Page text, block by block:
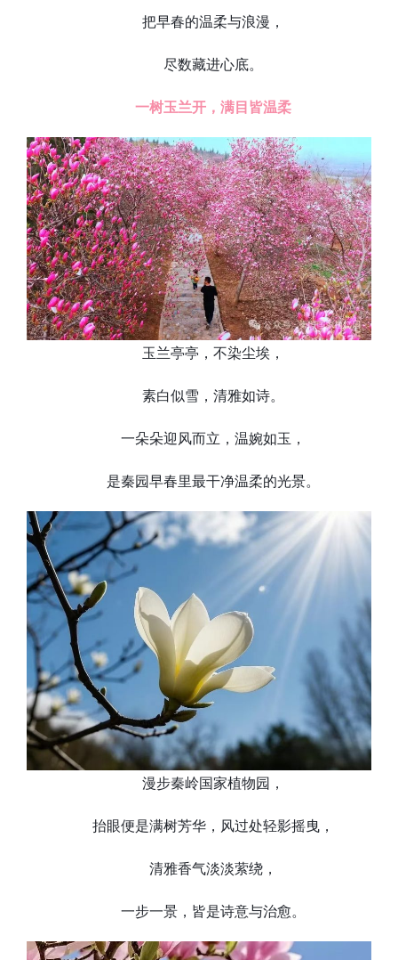
把早春的温柔与浪漫，
尽数藏进心底。
一树玉兰开，满目皆温柔
玉兰亭亭，不染尘埃，
素白似雪，清雅如诗。
一朵朵迎风而立，温婉如玉，
是秦园早春里最干净温柔的光景。
漫步秦岭国家植物园，
抬眼便是满树芳华，风过处轻影摇曳，
清雅香气淡淡萦绕，
一步一景，皆是诗意与治愈。